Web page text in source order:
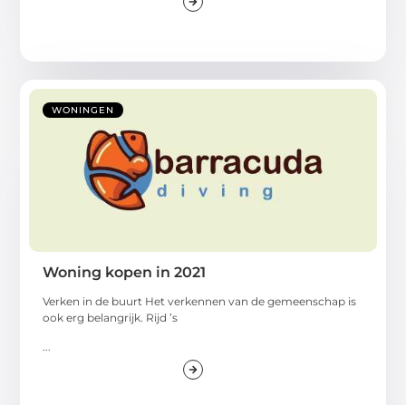
WONINGEN
Woning kopen in 2021
Verken in de buurt Het verkennen van de gemeenschap is
ook erg belangrijk. Rijd ’s
...